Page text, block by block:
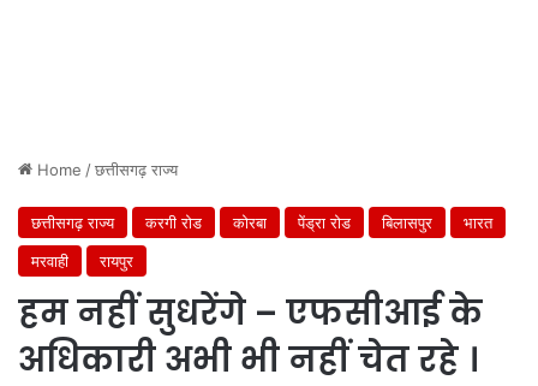
Home /छत्तीसगढ़ राज्य
छत्तीसगढ़ राज्य करगी रोड कोरबा पेंड्रा रोड बिलासपुर
भारत
मरवाही
रायपुर
हम नहीं सुधरेंगे – एफसीआई के
अधिकारी अभी भी नहीं चेत रहे ।